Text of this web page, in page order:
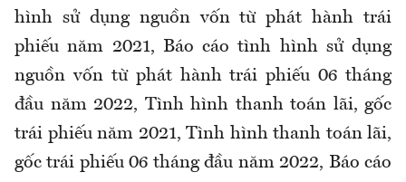
hình sử dụng nguồn vốn từ phát hành trái
phiếu năm 2021, Báo cáo tình hình sử dụng
nguồn vốn từ phát hành trái phiếu 06 tháng
đầu năm 2022, Tình hình thanh toán lãi, gốc
trái phiếu năm 2021, Tình hình thanh toán lãi,
gốc trái phiếu 06 tháng đầu năm 2022, Báo cáo